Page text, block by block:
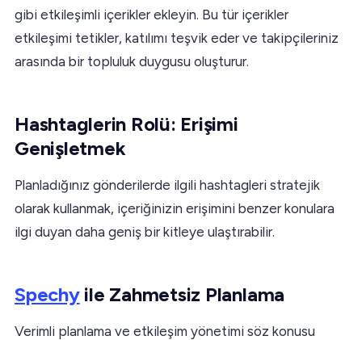
gibi etkileşimli içerikler ekleyin. Bu tür içerikler
etkileşimi tetikler, katılımı teşvik eder ve takipçileriniz
arasında bir topluluk duygusu oluşturur.
Hashtaglerin Rolü: Erişimi
Genişletmek
Planladığınız gönderilerde ilgili hashtagleri stratejik
olarak kullanmak, içeriğinizin erişimini benzer konulara
ilgi duyan daha geniş bir kitleye ulaştırabilir.
Spechyile Zahmetsiz Planlama
Verimli planlama ve etkileşim yönetimi söz konusu